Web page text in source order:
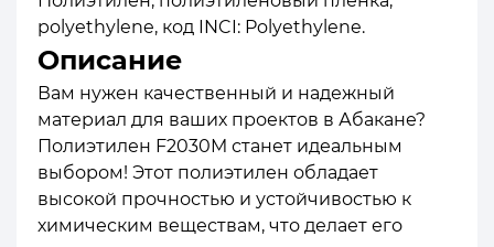
polyethylene, код INCI: Polyethylene.
Описание
Вам нужен качественный и надежный
материал для ваших проектов в Абакане?
Полиэтилен F2030M станет идеальным
выбором! Этот полиэтилен обладает
высокой прочностью и устойчивостью к
химическим веществам, что делает его